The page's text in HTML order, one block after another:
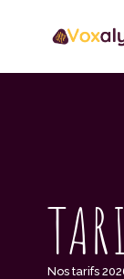
Nos tarifs